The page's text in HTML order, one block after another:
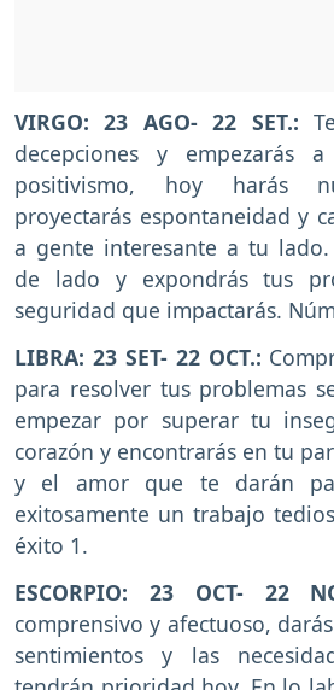
VIRGO: 23 AGO- 22 SET.:
decepciones y empezarás
positivismo, hoy harás
proyectarás espontaneidad y
a gente interesante a tu
de lado y expondrás tus
seguridad que impactarás.
LIBRA: 23 SET- 22 OCT.:
para resolver tus problemas
empezar por superar tu
corazón y encontrarás en tu
y el amor que te darán
exitosamente un trabajo
éxito 1.
ESCORPIO: 23 OCT- 22
comprensivo y afectuoso,
sentimientos y las